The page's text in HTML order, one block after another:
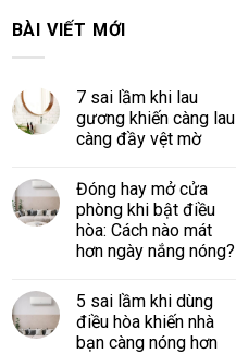
BÀI VIẾT MỚI
7 sai lầm khi lau
gương khiến càng lau
càng đầy vệt mờ
Đóng hay mở cửa
phòng khi bật điều
hòa: Cách nào mát
hơn ngày nắng nóng?
5 sai lầm khi dùng
điều hòa khiến nhà
bạn càng nóng hơn